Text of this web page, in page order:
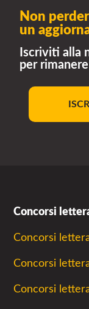
Non
un
Iscriviti alla
per
Concorsi
Concorsi
Concorsi
Concorsi